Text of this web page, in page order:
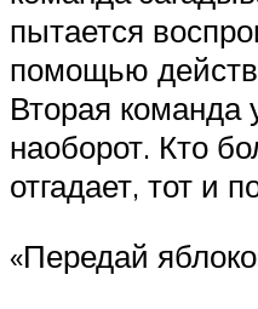
пытается
помощью
Вторая команда
наоборот. Кто
отгадает, тот и
«Передай